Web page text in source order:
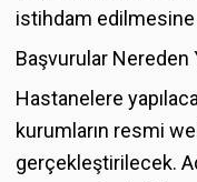
istihdam edilmesine
Başvurular Nereden
Hastanelere
kurumların resmi
gerçekleştirilecek.